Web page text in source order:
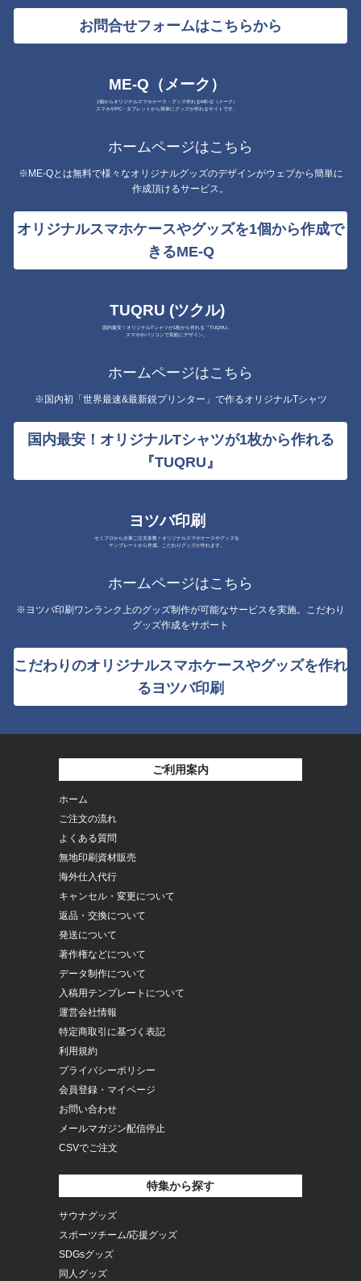
お問合せフォームはこちらから
ME-Q（メーク）
1個からオリジナルスマホケース・グッズ作れるME-Q（メーク）
スマホやPC・タブレットから簡単にグッズが作れるサイトです。
ホームページはこちら
※ME-Qとは無料で様々なオリジナルグッズのデザインがウェブから簡単に
作成頂けるサービス。
オリジナルスマホケースやグッズを1個から作成で
きるME-Q
TUQRU (ツクル)
国内最安！オリジナルTシャツが1枚から作れる『TUQRU』
スマホやパソコンで気軽にデザイン。
ホームページはこちら
※国内初「世界最速&最新鋭プリンター」で作るオリジナルTシャツ
国内最安！オリジナルTシャツが1枚から作れる
『TUQRU』
ヨツバ印刷
セミプロから企業ご注文多数！オリジナルスマホケースやグッズを
テンプレートから作成。こだわりグッズが作れます。
ホームページはこちら
※ヨツバ印刷ワンランク上のグッズ制作が可能なサービスを実施。こだわり
グッズ作成をサポート
こだわりのオリジナルスマホケースやグッズを作れ
るヨツバ印刷
ご利用案内
ホーム
ご注文の流れ
よくある質問
無地印刷資材販売
海外仕入代行
キャンセル・変更について
返品・交換について
発送について
著作権などについて
データ制作について
入稿用テンプレートについて
運営会社情報
特定商取引に基づく表記
利用規約
プライバシーポリシー
会員登録・マイページ
お問い合わせ
メールマガジン配信停止
CSVでご注文
特集から探す
サウナグッズ
スポーツチーム/応援グッズ
SDGsグッズ
同人グッズ